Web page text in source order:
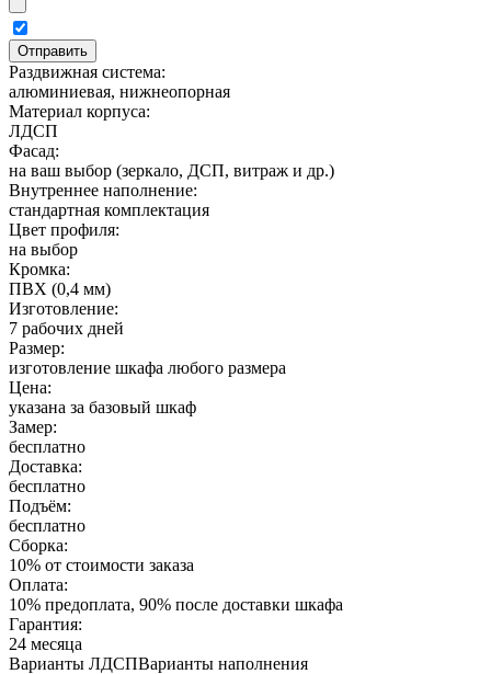
Раздвижная система:
алюминиевая, нижнеопорная
Материал корпуса:
ЛДСП
Фасад:
на ваш выбор (зеркало, ДСП, витраж и др.)
Внутреннее наполнение:
стандартная комплектация
Цвет профиля:
на выбор
Кромка:
ПВХ (0,4 мм)
Изготовление:
7 рабочих дней
Размер:
изготовление шкафа любого размера
Цена:
указана за базовый шкаф
Замер:
бесплатно
Доставка:
бесплатно
Подъём:
бесплатно
Сборка:
10% от стоимости заказа
Оплата:
10% предоплата, 90% после доставки шкафа
Гарантия:
24 месяца
Варианты ЛДСПВарианты наполнения